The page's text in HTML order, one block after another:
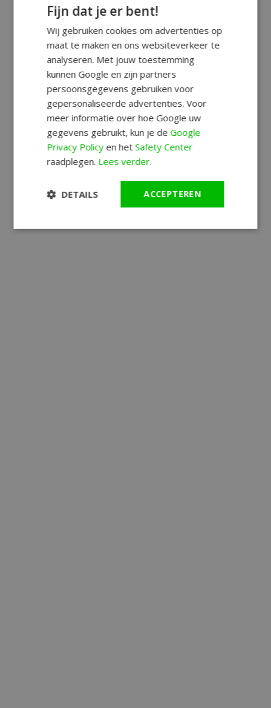
Fijn dat je er bent!
Wij gebruiken cookies om advertenties op
maat te maken en ons websiteverkeer te
analyseren. Met jouw toestemming
kunnen Google en zijn partners
persoonsgegevens gebruiken voor
gepersonaliseerde advertenties. Voor
meer informatie over hoe Google uw
gegevens gebruikt, kun je deGoogle
Privacy Policyen hetSafety Center
raadplegen. Lees verder.
ACCEPTEREN
DETAILS